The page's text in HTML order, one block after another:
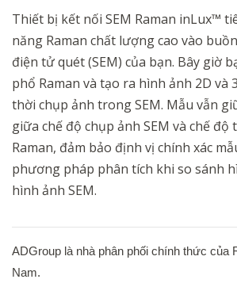
Thiết bị kết nối SEM Raman inLux™
năng Raman chất lượng cao vào
điện tử quét (SEM) của bạn. Bây giờ
phổ Raman và tạo ra hình ảnh 2D
thời chụp ảnh trong SEM. Mẫu vẫn
giữa chế độ chụp ảnh SEM và chế
Raman, đảm bảo định vị chính xác
phương pháp phân tích khi so sánh
hình ảnh SEM.
ADGroup là nhà phân phối chính thức của
Nam.